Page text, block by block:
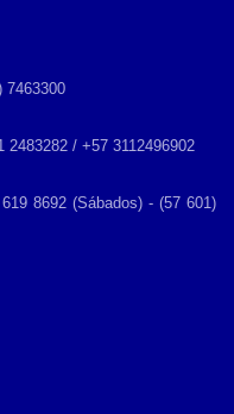
/ +57 3112496902
8692 (Sábados) - (57 601)